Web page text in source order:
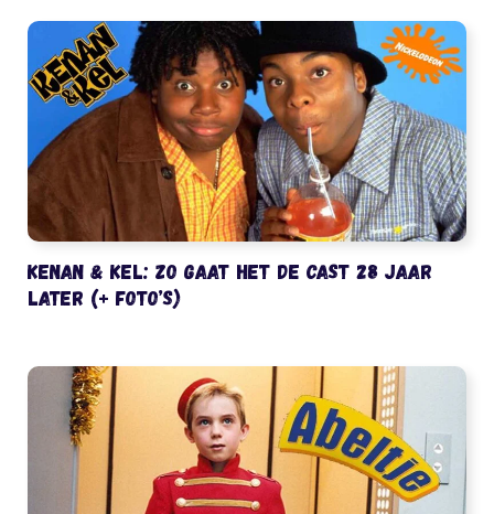
Kenan & Kel: zo gaat het de cast 28 jaar
later (+ foto’s)